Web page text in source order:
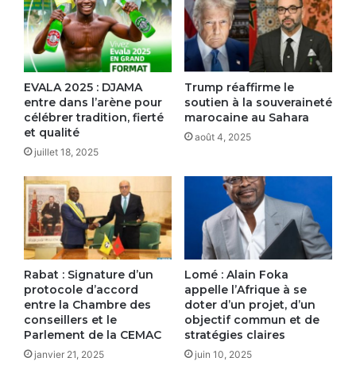
EVALA 2025 : DJAMA
entre dans l’arène pour
célébrer tradition, fierté
et qualité
juillet 18, 2025
Trump réaffirme le
soutien à la souveraineté
marocaine au Sahara
août 4, 2025
Rabat : Signature d’un
protocole d’accord
entre la Chambre des
conseillers et le
Parlement de la CEMAC
janvier 21, 2025
Lomé : Alain Foka
appelle l’Afrique à se
doter d’un projet, d’un
objectif commun et de
stratégies claires
juin 10, 2025